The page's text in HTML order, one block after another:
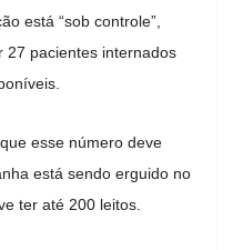
está “sob controle”,
27 pacientes internados
esse número deve
está sendo erguido no
ter até 200 leitos.